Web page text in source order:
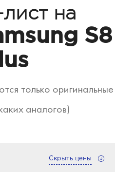
на
S8
только оригинальные
аналогов)
Скрыть цены